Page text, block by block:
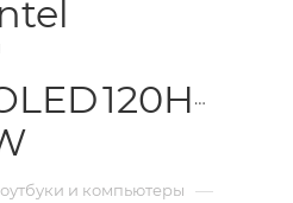
120Hz/
и компьютеры —